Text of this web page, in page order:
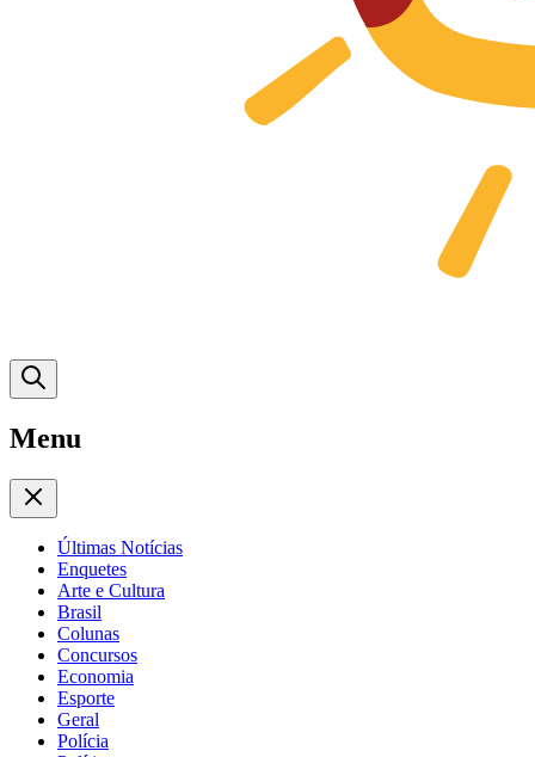
Menu
Últimas Notícias
Enquetes
Arte e Cultura
Brasil
Colunas
Concursos
Economia
Esporte
Geral
Polícia